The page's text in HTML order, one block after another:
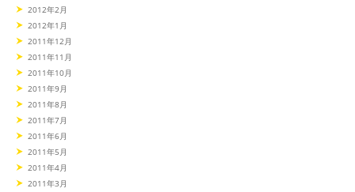
2012年2月
2012年1月
2011年12月
2011年11月
2011年10月
2011年9月
2011年8月
2011年7月
2011年6月
2011年5月
2011年4月
2011年3月